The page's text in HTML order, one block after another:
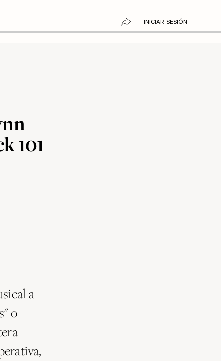
INICIAR SESIÓN
101
a
o